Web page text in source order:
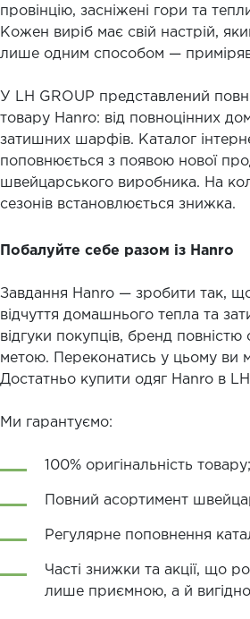
провінцію, засніжені гори та
Кожен виріб має свій настрій,
лише одним способом —
У LH GROUP представлений
товару Hanro: від повноцінних
затишних шарфів. Каталог
поповнюється з появою нової
швейцарського виробника. На
сезонів встановлюється знижка.
Побалуйте себе разом із Hanro
Завдання Hanro — зробити так,
відчуття домашнього тепла та
відгуки покупців, бренд повністю
метою. Переконатись у цьому ви
Достатньо купити одяг Hanro в
Ми гарантуємо:
100% оригінальність товару;
Повний асортимент
Регулярне поповнення
Часті знижки та акції, що
лише приємною, а й